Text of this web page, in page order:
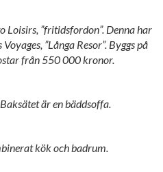
Loisirs, ”fritidsfordon”. Denna har
”Långa Resor”. Byggs på
från 550 000 kronor.
är en bäddsoffa.
kök och badrum.